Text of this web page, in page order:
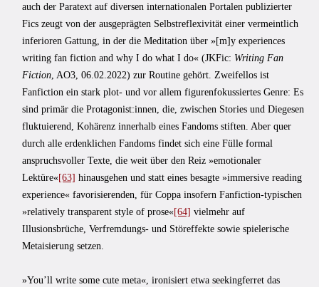
auch der Paratext auf diversen internationalen Portalen publizierter
Fics zeugt von der ausgeprägten Selbstreflexivität einer vermeintlich
inferioren Gattung, in der die Meditation über »[m]y experiences
writing fan fiction and why I do what I do« (JKFic: Writing Fan
Fiction , AO3, 06.02.2022) zur Routine gehört. Zweifellos ist
Fanfiction ein stark plot- und vor allem figurenfokussiertes Genre: Es
sind primär die Protagonist:innen, die, zwischen Stories und Diegesen
fluktuierend, Kohärenz innerhalb eines Fandoms stiften. Aber quer
durch alle erdenklichen Fandoms findet sich eine Fülle formal
anspruchsvoller Texte, die weit über den Reiz »emotionaler
Lektüre«[63] hinausgehen und statt eines besagte »immersive reading
experience« favorisierenden, für Coppa insofern Fanfiction-typischen
»relatively transparent style of prose«[64] vielmehr auf
Illusionsbrüche, Verfremdungs- und Störeffekte sowie spielerische
Metaisierung setzen.
»You’ll write some cute meta«, ironisiert etwa seekingferret das